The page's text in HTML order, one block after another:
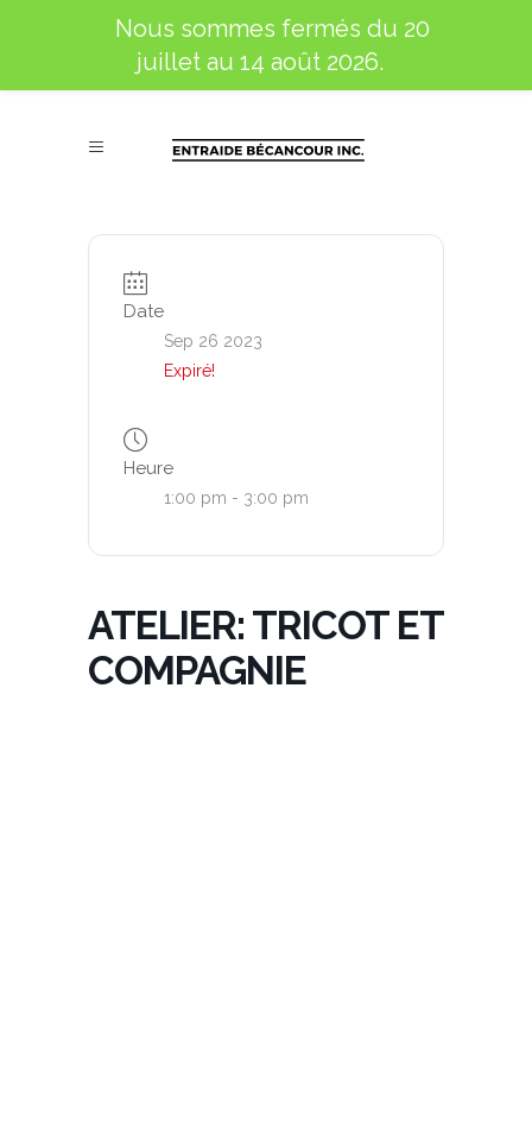
Date
Sep 26 2023
Expiré!
Heure
1:00 pm - 3:00 pm
ATELIER: TRICOT ET
COMPAGNIE
Nous sommes fermés du 20
juillet au 14 août 2026.